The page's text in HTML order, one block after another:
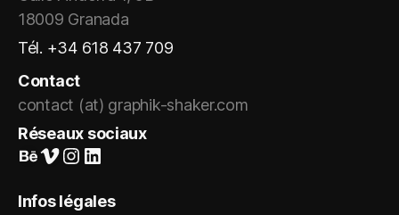
18009 Granada
Tél. +34 618 437 709
Contact
contact (at) graphik-shaker.com
Réseaux sociaux
Suivez-nous sur Behance
Vimeo
Instagram
LinkedIn
Infos légales